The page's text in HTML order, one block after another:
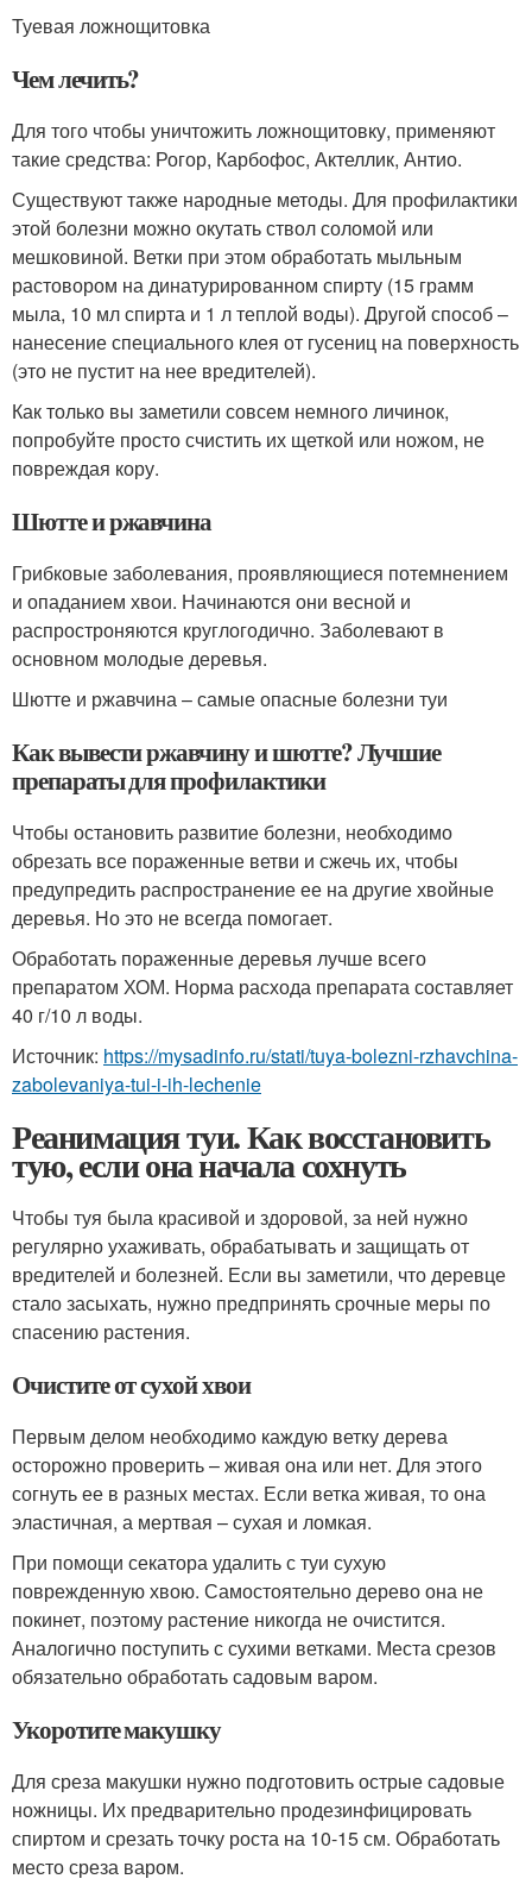
Туевая ложнощитовка
Чем лечить?
Для того чтобы уничтожить ложнощитовку, применяют
такие средства: Рогор, Карбофос, Актеллик, Антио.
Существуют также народные методы. Для профилактики
этой болезни можно окутать ствол соломой или
мешковиной. Ветки при этом обработать мыльным
растовором на динатурированном спирту (15 грамм
мыла, 10 мл спирта и 1 л теплой воды). Другой способ –
нанесение специального клея от гусениц на поверхность
(это не пустит на нее вредителей).
Как только вы заметили совсем немного личинок,
попробуйте просто счистить их щеткой или ножом, не
повреждая кору.
Шютте и ржавчина
Грибковые заболевания, проявляющиеся потемнением
и опаданием хвои. Начинаются они весной и
распростроняются круглогодично. Заболевают в
основном молодые деревья.
Шютте и ржавчина – самые опасные болезни туи
Как вывести ржавчину и шютте? Лучшие
препараты для профилактики
Чтобы остановить развитие болезни, необходимо
обрезать все пораженные ветви и сжечь их, чтобы
предупредить распространение ее на другие хвойные
деревья. Но это не всегда помогает.
Обработать пораженные деревья лучше всего
препаратом ХОМ. Норма расхода препарата составляет
40 г/10 л воды.
Источник: https://mysadinfo.ru/stati/tuya-bolezni-rzhavchina-
zabolevaniya-tui-i-ih-lechenie
Реанимация туи. Как восстановить
тую, если она начала сохнуть
Чтобы туя была красивой и здоровой, за ней нужно
регулярно ухаживать, обрабатывать и защищать от
вредителей и болезней. Если вы заметили, что деревце
стало засыхать, нужно предпринять срочные меры по
спасению растения.
Очистите от сухой хвои
Первым делом необходимо каждую ветку дерева
осторожно проверить – живая она или нет. Для этого
согнуть ее в разных местах. Если ветка живая, то она
эластичная, а мертвая – сухая и ломкая.
При помощи секатора удалить с туи сухую
поврежденную хвою. Самостоятельно дерево она не
покинет, поэтому растение никогда не очистится.
Аналогично поступить с сухими ветками. Места срезов
обязательно обработать садовым варом.
Укоротите макушку
Для среза макушки нужно подготовить острые садовые
ножницы. Их предварительно продезинфицировать
спиртом и срезать точку роста на 10-15 см. Обработать
место среза варом.